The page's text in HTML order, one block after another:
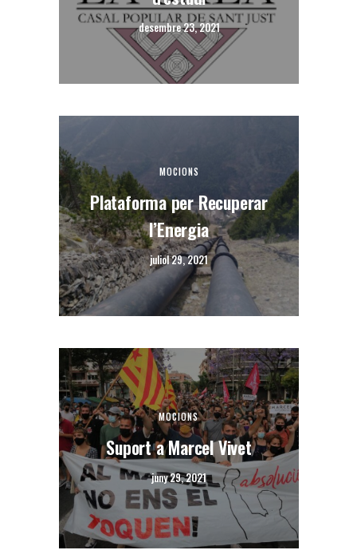
desembre 23, 2021
MOCIONS
Plataforma per Recuperar
l’Energia
juliol 29, 2021
MOCIONS
Suport a Marcel Vivet
juny 29, 2021